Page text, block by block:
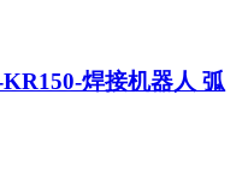
焊接机器人 弧